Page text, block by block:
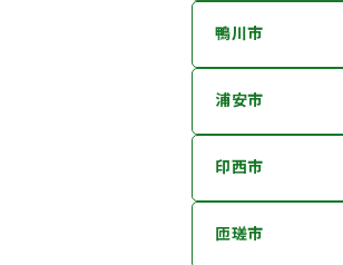
鴨川市
浦安市
印西市
匝瑳市